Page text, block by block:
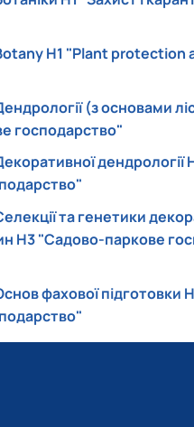
Н1 "Plant protection
(з основами
господарство"
дендрології
та генетики
Н3 "Садово-паркове
фахової підготовки Н